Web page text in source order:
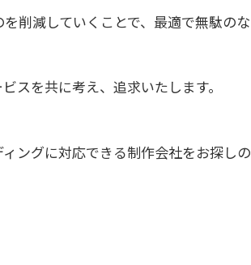
削減していくことで、最適で無駄のな
スを共に考え、追求いたします。
ングに対応できる制作会社をお探しの